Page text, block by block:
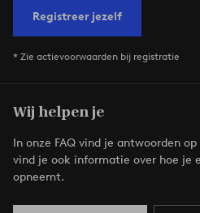
Registreer jezelf
* Zie actievoorwaarden bij registratie
Wij helpen je
In onze FAQ vind je antwoorden
vind je ook informatie over hoe je
opneemt.